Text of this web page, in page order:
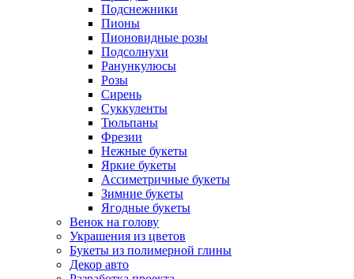
Подснежники
Пионы
Пионовидные розы
Подсолнухи
Ранункулюсы
Розы
Сирень
Суккуленты
Тюльпаны
Фрезии
Нежные букеты
Яркие букеты
Ассиметричные букеты
Зимние букеты
Ягодные букеты
Венок на голову
Украшения из цветов
Букеты из полимерной глины
Декор авто